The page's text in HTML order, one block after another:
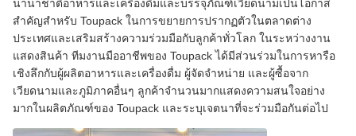
นานาชาติอาหารและเครื่องดื่มและบรรจุภัณฑ์เวียดนามเป็นโอกาส
สำคัญสำหรับ Toupack ในการขยายการปรากฏตัวในตลาดต่าง
ประเทศและเสริมสร้างความร่วมมือกับลูกค้าทั่วโลก ในระหว่างงาน
แสดงสินค้า ทีมงานมืออาชีพของ Toupack ได้มีส่วนร่วมในการหารือ
เชิงลึกกับผู้ผลิตอาหารและเครื่องดื่ม ผู้จัดจำหน่าย และผู้ซื้อจาก
เวียดนามและภูมิภาคอื่นๆ ลูกค้าจำนวนมากแสดงความสนใจอย่าง
มากในผลิตภัณฑ์ของ Toupack และระบุเจตนาที่จะร่วมมือกันต่อไป